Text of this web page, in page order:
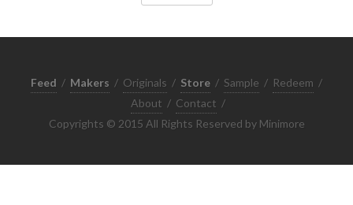
Feed / Makers / Originals / Store / Sample / Redeem /
About / Contact /
Copyrights © 2015 All Rights Reserved by Minimore